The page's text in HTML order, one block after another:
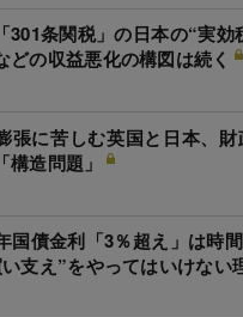
301条関税」の日本の“実
どの収益悪化の構図は続く
張に苦しむ英国と日本、
造問題」
国債金利「3％超え」は時
支え”をやってはいけない